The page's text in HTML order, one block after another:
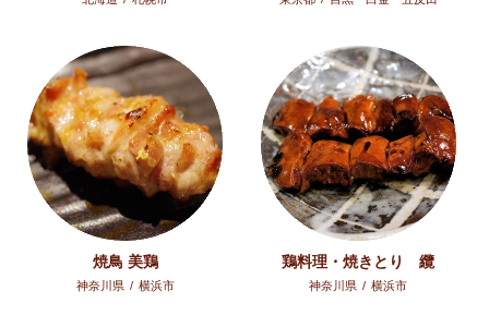
焼鳥 美鶏
神奈川県 / 横浜市
鶏料理・焼きとり 纜
神奈川県 / 横浜市